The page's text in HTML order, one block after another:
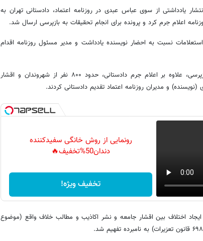
یادداشتی از سوی عباس عبدی در روزنامه اعتماد، دادستانی تهران به
اعلام جرم کرد و پرونده برای انجام تحقیقات به بازپرسی ارسال شد.
نسبت به احضار نویسنده یادداشت و مدیر مسئول روزنامه اقدام
در جریان تحقیقات مقدماتی در شعبه بازپرسی، علاوه بر اعلام جرم دادستانی، حدود ۸۰۰ نفر از شهروندان و اقشار
و مدیران روزنامه اعتماد تقدیم دادستانی کردند.
رونمایی از روش خانگی سفیدکننده
دندان50%تخفیف🔥
تخفیف ویژه!
اختلاف بین اقشار جامعه و نشر اکاذیب و مطالب خلاف واقع (موضوع